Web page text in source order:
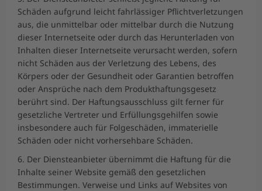
Schäden aufgrund leicht fahrlässiger Pflichtverletzungen
aus, die unmittelbar oder mittelbar durch die Nutzung
dieser Internetseite oder durch das Herunterladen von
Inhalten dieser Internetseite verursacht werden, sofern
nicht Schäden aus der Verletzung des Lebens, des
Körpers oder der Gesundheit oder Garantien betroffen
oder Ansprüche nach dem Produkthaftungsgesetz
berührt sind. Der Haftungsausschluss gilt ferner für
gesetzliche Vertreter und Erfüllungsgehilfen sowie
insbesondere auch für Folgeschäden, immaterielle
Schäden oder nicht vorhersehbare Schäden.
6. Der Diensteanbieter übernimmt die Haftung für die
Inhalte seiner Website gemäß den gesetzlichen
Bestimmungen. Verweise und Links auf Websites von